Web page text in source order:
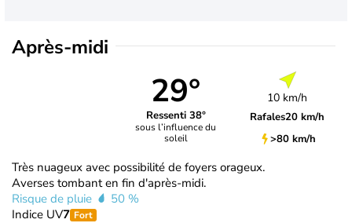
Après-midi
29°
Ressenti 38°
sous l’influence du
soleil
10 km/h
Rafales20 km/h
>80 km/h
Très nuageux avec possibilité de foyers orageux.
Averses tombant en fin d'après-midi.
Risque de pluie
50 %
Indice UV7 Fort